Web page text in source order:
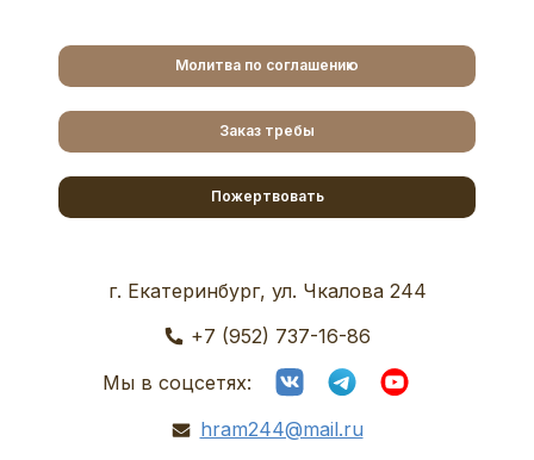
Молитва по соглашению
Заказ требы
Пожертвовать
г. Екатеринбург, ул. Чкалова 244
+7 (952) 737-16-86
Мы в соцсетях:
hram244@mail.ru